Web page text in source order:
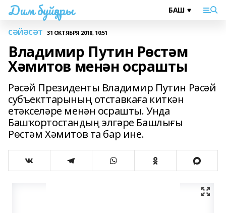
Дим буйҙары
СӘЙӘСӘТ 31 ОКТЯБРЯ 2018, 10:51
Владимир Путин Рөстәм
Хәмитов менән осрашты
Рәсәй Президенты Владимир Путин Рәсәй
субъекттарының отставкаға киткән
етәкселәре менән осрашты. Унда
Башҡортостандың элгәре Башлығы
Рөстәм Хәмитов та бар ине.